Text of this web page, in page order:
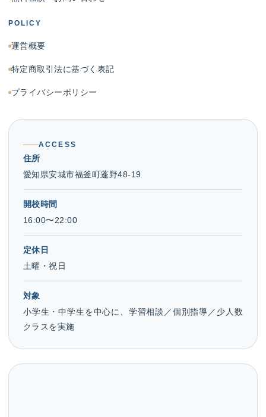
POLICY
運営概要
特定商取引法に基づく表記
プライバシーポリシー
ACCESS
住所
愛知県安城市福釜町蓬野48-19
開校時間
16:00〜22:00
定休日
土曜・祝日
対象
小学生・中学生を中心に、学習相談／個別指導／少人数
クラスを実施